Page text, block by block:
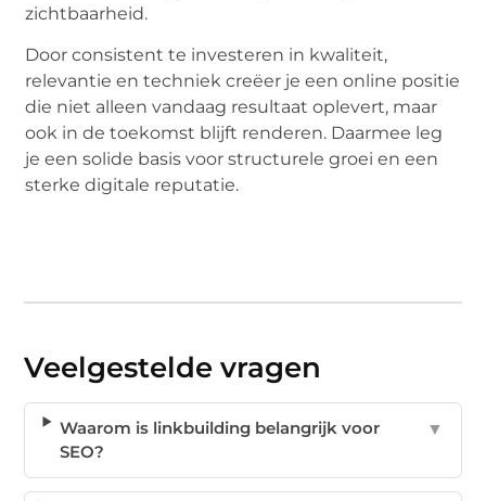
zichtbaarheid.
Door consistent te investeren in kwaliteit,
relevantie en techniek creëer je een online positie
die niet alleen vandaag resultaat oplevert, maar
ook in de toekomst blijft renderen. Daarmee leg
je een solide basis voor structurele groei en een
sterke digitale reputatie.
Veelgestelde vragen
Waarom is linkbuilding belangrijk voor
SEO?
▼